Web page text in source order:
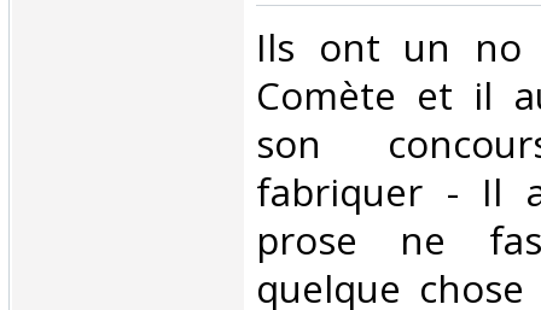
‎Ils ont un no
Comète et il
son
fabriquer - Il
prose ne
quelque